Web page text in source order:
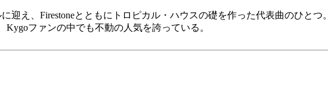
迎え、Firestoneとともにトロピカル・ハウスの礎を作った代表曲のひとつ。
ファンの中でも不動の人気を誇っている。